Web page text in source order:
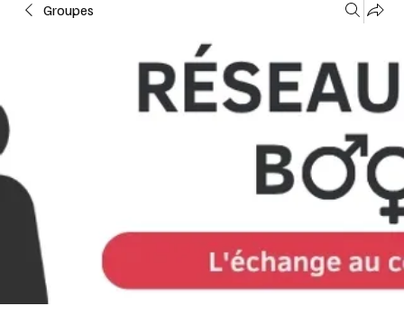
Groupes